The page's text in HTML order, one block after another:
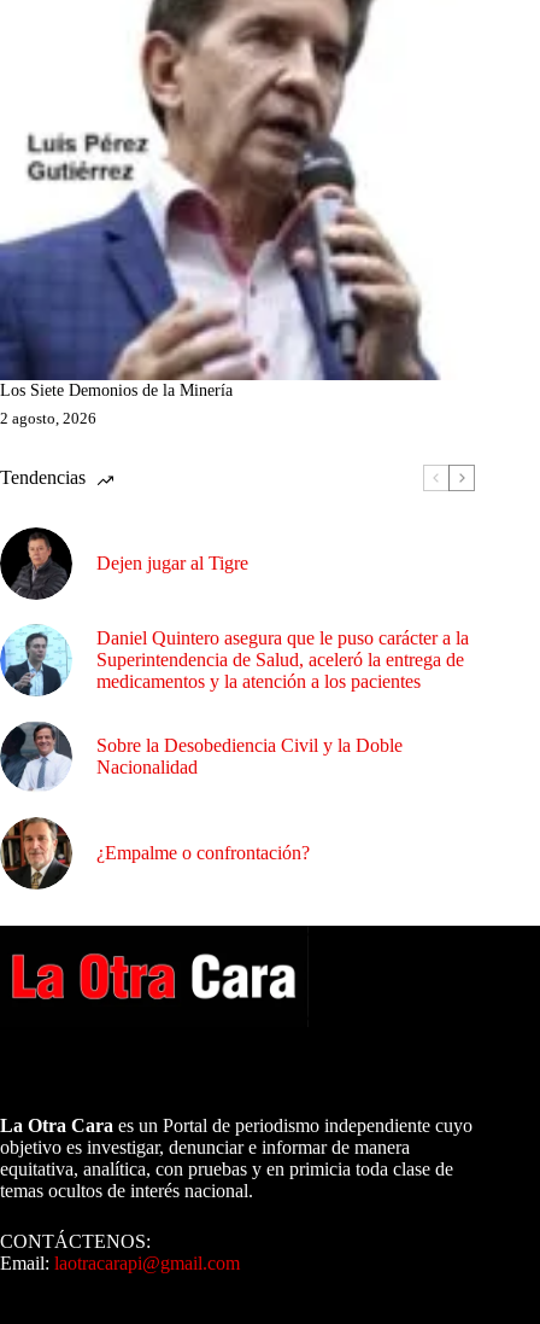
Los Siete Demonios de la Minería
2 agosto, 2026
Tendencias
Dejen jugar al Tigre
Daniel Quintero asegura que le puso carácter a la
Superintendencia de Salud, aceleró la entrega de
medicamentos y la atención a los pacientes
Sobre la Desobediencia Civil y la Doble
Nacionalidad
¿Empalme o confrontación?
La Otra Cara es un Portal de periodismo independiente cuyo
objetivo es investigar, denunciar e informar de manera
equitativa, analítica, con pruebas y en primicia toda clase de
temas ocultos de interés nacional.
CONTÁCTENOS:
Email: laotracarapi@gmail.com